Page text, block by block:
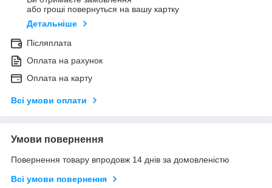
або гроші повернуться на вашу картку
Детальніше
Післяплата
Оплата на рахунок
Оплата на карту
Всі умови оплати
Умови повернення
Повернення товару впродовж 14 днів за домовленістю
Всі умови повернення